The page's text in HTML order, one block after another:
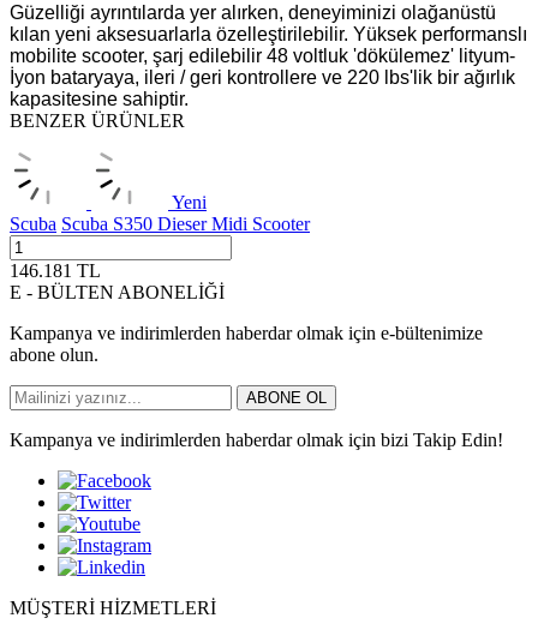
Güzelliği ayrıntılarda yer alırken, deneyiminizi olağanüstü
kılan yeni aksesuarlarla özelleştirilebilir. Yüksek performanslı
mobilite scooter, şarj edilebilir 48 voltluk 'dökülemez' lityum-
İyon bataryaya, ileri / geri kontrollere ve 220 lbs'lik bir ağırlık
kapasitesine sahiptir.
BENZER ÜRÜNLER
Yeni
Scuba Scuba S350 Dieser Midi Scooter
146.181 TL
E - BÜLTEN ABONELİĞİ
Kampanya ve indirimlerden haberdar olmak için e-bültenimize
abone olun.
ABONE OL
Kampanya ve indirimlerden haberdar olmak için bizi Takip Edin!
MÜŞTERİ HİZMETLERİ